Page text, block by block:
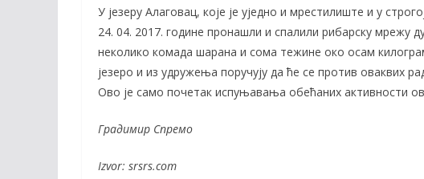
У језеру Алаговац, које је уједно и мрестилиште и у
24. 04. 2017. године пронашли и спалили рибарску мрежу
неколико комада шарана и сома тежине око осам
језеро и из удружења поручују да ће се против оваквих
Ово је само почетак испуњавања обећаних активности
Градимир Спремо
Izvor: srsrs.com